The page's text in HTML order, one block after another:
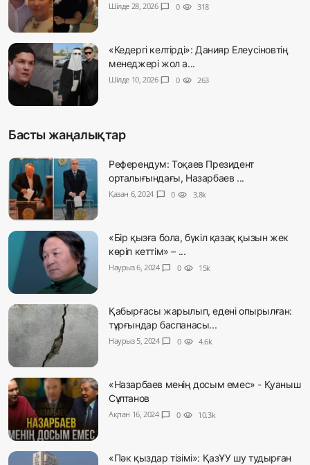
Шілде 28, 2026 chat_bubble 0 visibility 318
«Кедергі келтірді»: Данияр Елеусіновтің
менеджері жол а...
Шілде 10, 2026 chat_bubble 0 visibility 263
Басты жаңалықтар
Референдум: Тоқаев Президент
орталығындағы, Назарбаев ...
Қазан 6, 2024 chat_bubble 0 visibility 3.8k
«Бір қызға бола, бүкіл қазақ қызын жек
көріп кеттім» – ...
Наурыз 6, 2024 chat_bubble 0 visibility 15k
Қабырғасы жарылып, едені опырылған:
тұрғындар баспанасы...
Наурыз 5, 2024 chat_bubble 0 visibility 4.6k
«Назарбаев менің досым емес» - Қуаныш
Сұлтанов
Ақпан 16, 2024 chat_bubble 0 visibility 10.3k
«Пәк қыздар тізімі»: ҚазҰУ шу тудырған